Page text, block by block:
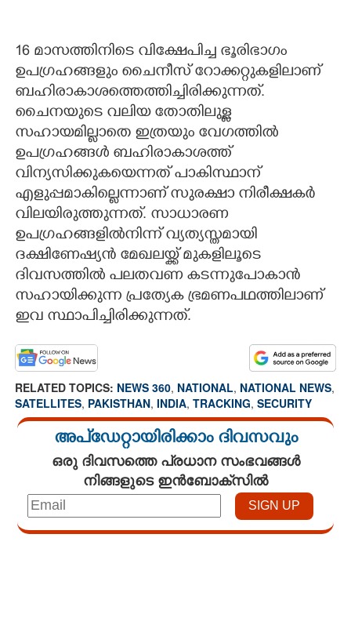
16 മാസത്തിനിടെ വിക്ഷേപിച്ച ഭൂരിഭാഗം
ഉപഗ്രഹങ്ങളും ചൈനീസ് റോക്കറ്റുകളിലാണ്
ബഹിരാകാശത്തെത്തിച്ചിരിക്കുന്നത്.
ചൈനയുടെ വലിയ തോതിലുള്ള
സഹായമില്ലാതെ ഇത്രയും വേഗത്തിൽ
ഉപഗ്രഹങ്ങൾ ബഹിരാകാശത്ത്
വിന്യസിക്കുകയെന്നത് പാകിസ്ഥാന്
എളുപ്പമാകില്ലെന്നാണ് സുരക്ഷാ നിരീക്ഷകർ
വിലയിരുത്തുന്നത്. സാധാരണ
ഉപഗ്രഹങ്ങളിൽനിന്ന് വ്യത്യസ്തമായി
ദക്ഷിണേഷ്യൻ മേഖലയ്ക്ക് മുകളിലൂടെ
ദിവസത്തിൽ പലതവണ കടന്നുപോകാൻ
സഹായിക്കുന്ന പ്രത്യേക ഭ്രമണപഥത്തിലാണ്
ഇവ സ്ഥാപിച്ചിരിക്കുന്നത്.
RELATED TOPICS: NEWS 360, NATIONAL, NATIONAL NEWS,
SATELLITES, PAKISTHAN, INDIA, TRACKING, SECURITY
അപ്ഡേറ്റായിരിക്കാം ദിവസവും
ഒരു ദിവസത്തെ പ്രധാന സംഭവങ്ങൾ
നിങ്ങളുടെ ഇൻബോക്സിൽ